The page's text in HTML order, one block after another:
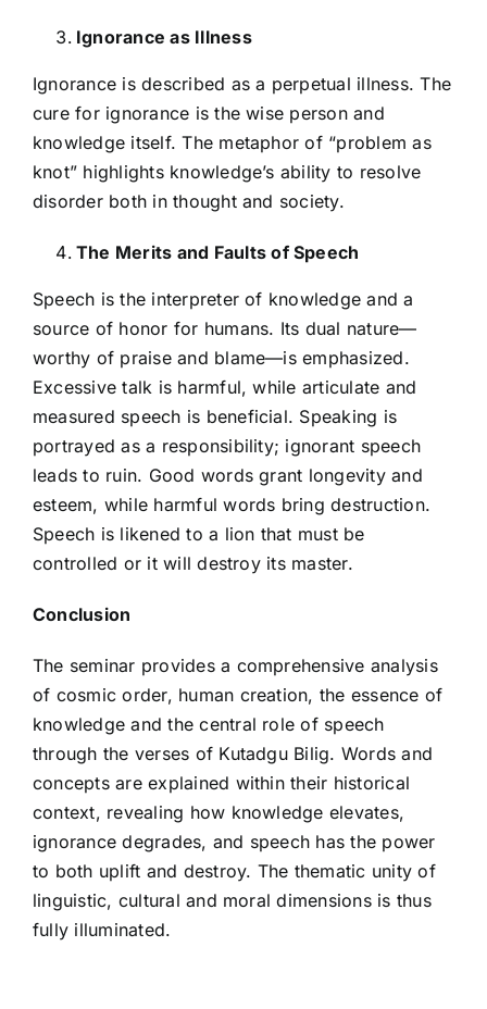
Ignorance as Illness
Ignorance is described as a perpetual illness. The
cure for ignorance is the wise person and
knowledge itself. The metaphor of “problem as
knot” highlights knowledge’s ability to resolve
disorder both in thought and society.
The Merits and Faults of Speech
Speech is the interpreter of knowledge and a
source of honor for humans. Its dual nature—
worthy of praise and blame—is emphasized.
Excessive talk is harmful, while articulate and
measured speech is beneficial. Speaking is
portrayed as a responsibility; ignorant speech
leads to ruin. Good words grant longevity and
esteem, while harmful words bring destruction.
Speech is likened to a lion that must be
controlled or it will destroy its master.
Conclusion
The seminar provides a comprehensive analysis
of cosmic order, human creation, the essence of
knowledge and the central role of speech
through the verses of Kutadgu Bilig. Words and
concepts are explained within their historical
context, revealing how knowledge elevates,
ignorance degrades, and speech has the power
to both uplift and destroy. The thematic unity of
linguistic, cultural and moral dimensions is thus
fully illuminated.